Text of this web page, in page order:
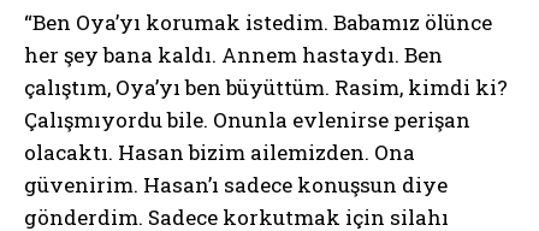
“Ben Oya’yı korumak istedim. Babamız ölünce
her şey bana kaldı. Annem hastaydı. Ben
çalıştım, Oya’yı ben büyüttüm. Rasim, kimdi ki?
Çalışmıyordu bile. Onunla evlenirse perişan
olacaktı. Hasan bizim ailemizden. Ona
güvenirim. Hasan’ı sadece konuşsun diye
gönderdim. Sadece korkutmak için silahı